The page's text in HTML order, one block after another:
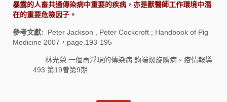
暴露的人畜共通傳染病中重要的疾病，亦是獸醫師工作環境中潛
在的重要危險因子。
參考文獻: Peter Jackson , Peter Cockcroft ; Handbook of Pig
Medicine 2007，page.193-195
林光榮:一個再浮現的傳染病 鉤端螺旋體病。疫情報導
493 第19眷第9期